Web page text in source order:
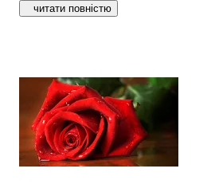
читати повністю